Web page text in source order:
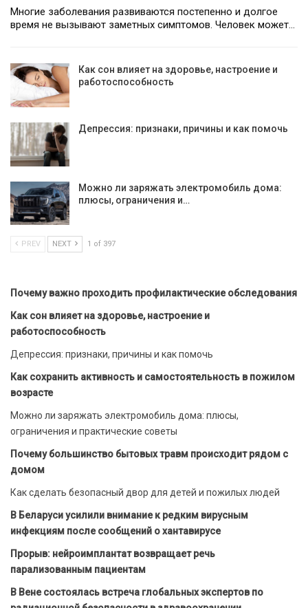
Многие заболевания развиваются постепенно и долгое
время не вызывают заметных симптомов. Человек может…
Как сон влияет на здоровье, настроение и
работоспособность
Депрессия: признаки, причины и как помочь
Можно ли заряжать электромобиль дома:
плюсы, ограничения и…
PREV NEXT 1 of 397
Почему важно проходить профилактические обследования
Как сон влияет на здоровье, настроение и
работоспособность
Депрессия: признаки, причины и как помочь
Как сохранить активность и самостоятельность в пожилом
возрасте
Можно ли заряжать электромобиль дома: плюсы,
ограничения и практические советы
Почему большинство бытовых травм происходит рядом с
домом
Как сделать безопасный двор для детей и пожилых людей
В Беларуси усилили внимание к редким вирусным
инфекциям после сообщений о хантавирусе
Прорыв: нейроимплантат возвращает речь
парализованным пациентам
В Вене состоялась встреча глобальных экспертов по